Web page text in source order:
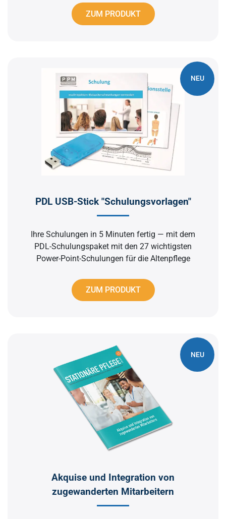
ZUM PRODUKT
NEU
PDL USB-Stick "Schulungsvorlagen"
Ihre Schulungen in 5 Minuten fertig — mit dem
PDL-Schulungspaket mit den 27 wichtigsten
Power-Point-Schulungen für die Altenpflege
ZUM PRODUKT
NEU
Akquise und Integration von
zugewanderten Mitarbeitern